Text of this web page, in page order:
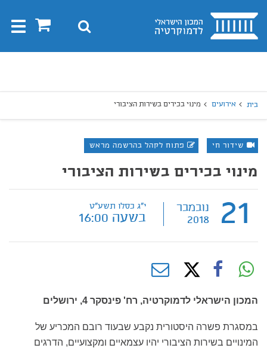
בית 0 חיפוש
בית אירועים מינוי בכירים בשירות הציבורי
שידור חי פתוח לקהל בהרשמה מראש
מינוי בכירים בשירות הציבורי
21
נובמבר
2018
י"ג כסלו תשע"ט
בשעה 16:00
המכון הישראלי לדמוקרטיה, רח' פינסקר 4, ירושלים
במסגרת פשרה היסטורית נקבע שבעוד רובם המכריע של
המינויים בשירות הציבורי יהיו עצמאיים ומקצועיים, הדרגים